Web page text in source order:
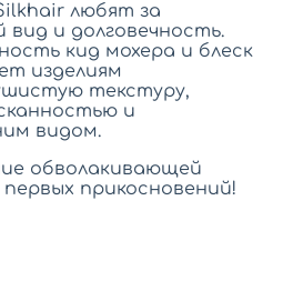
любят за
и долговечность.
кид мохера и блеск
изделиям
текстуру,
и
видом.
обволакивающей
прикосновений!